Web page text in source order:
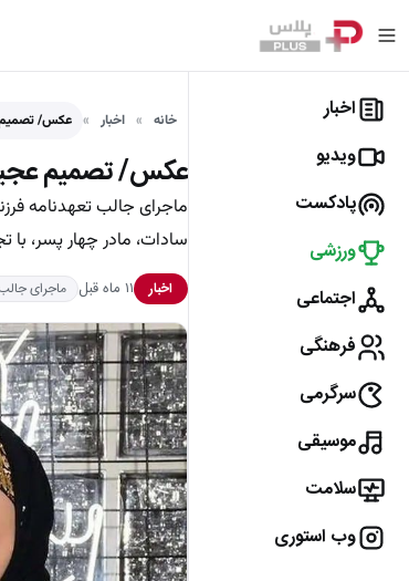
اخبار
ویدیو
پادکست
ورزشی
اجتماعی
فرهنگی
سرگرمی
موسیقی
سلامت
وب استوری
خانه اخبار عکس/ تصمیم
عکس/ تصمیم عجیب
ماجرای جالب تعهدنامه
سادات، مادر چهار پسر،
اخبار ۱۱ ماه قبل ماجرای